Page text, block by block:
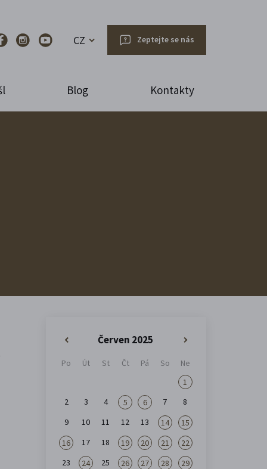
CZ Zeptejte se nás
Blog Kontakty
Červen 2025
Po Út St Čt Pá So
Ne
1
2
3 4 5 6 7
8
9
10 11 12 13 14
15
16
17 18 19 20 21
22
23
24 25 26 27 28
29